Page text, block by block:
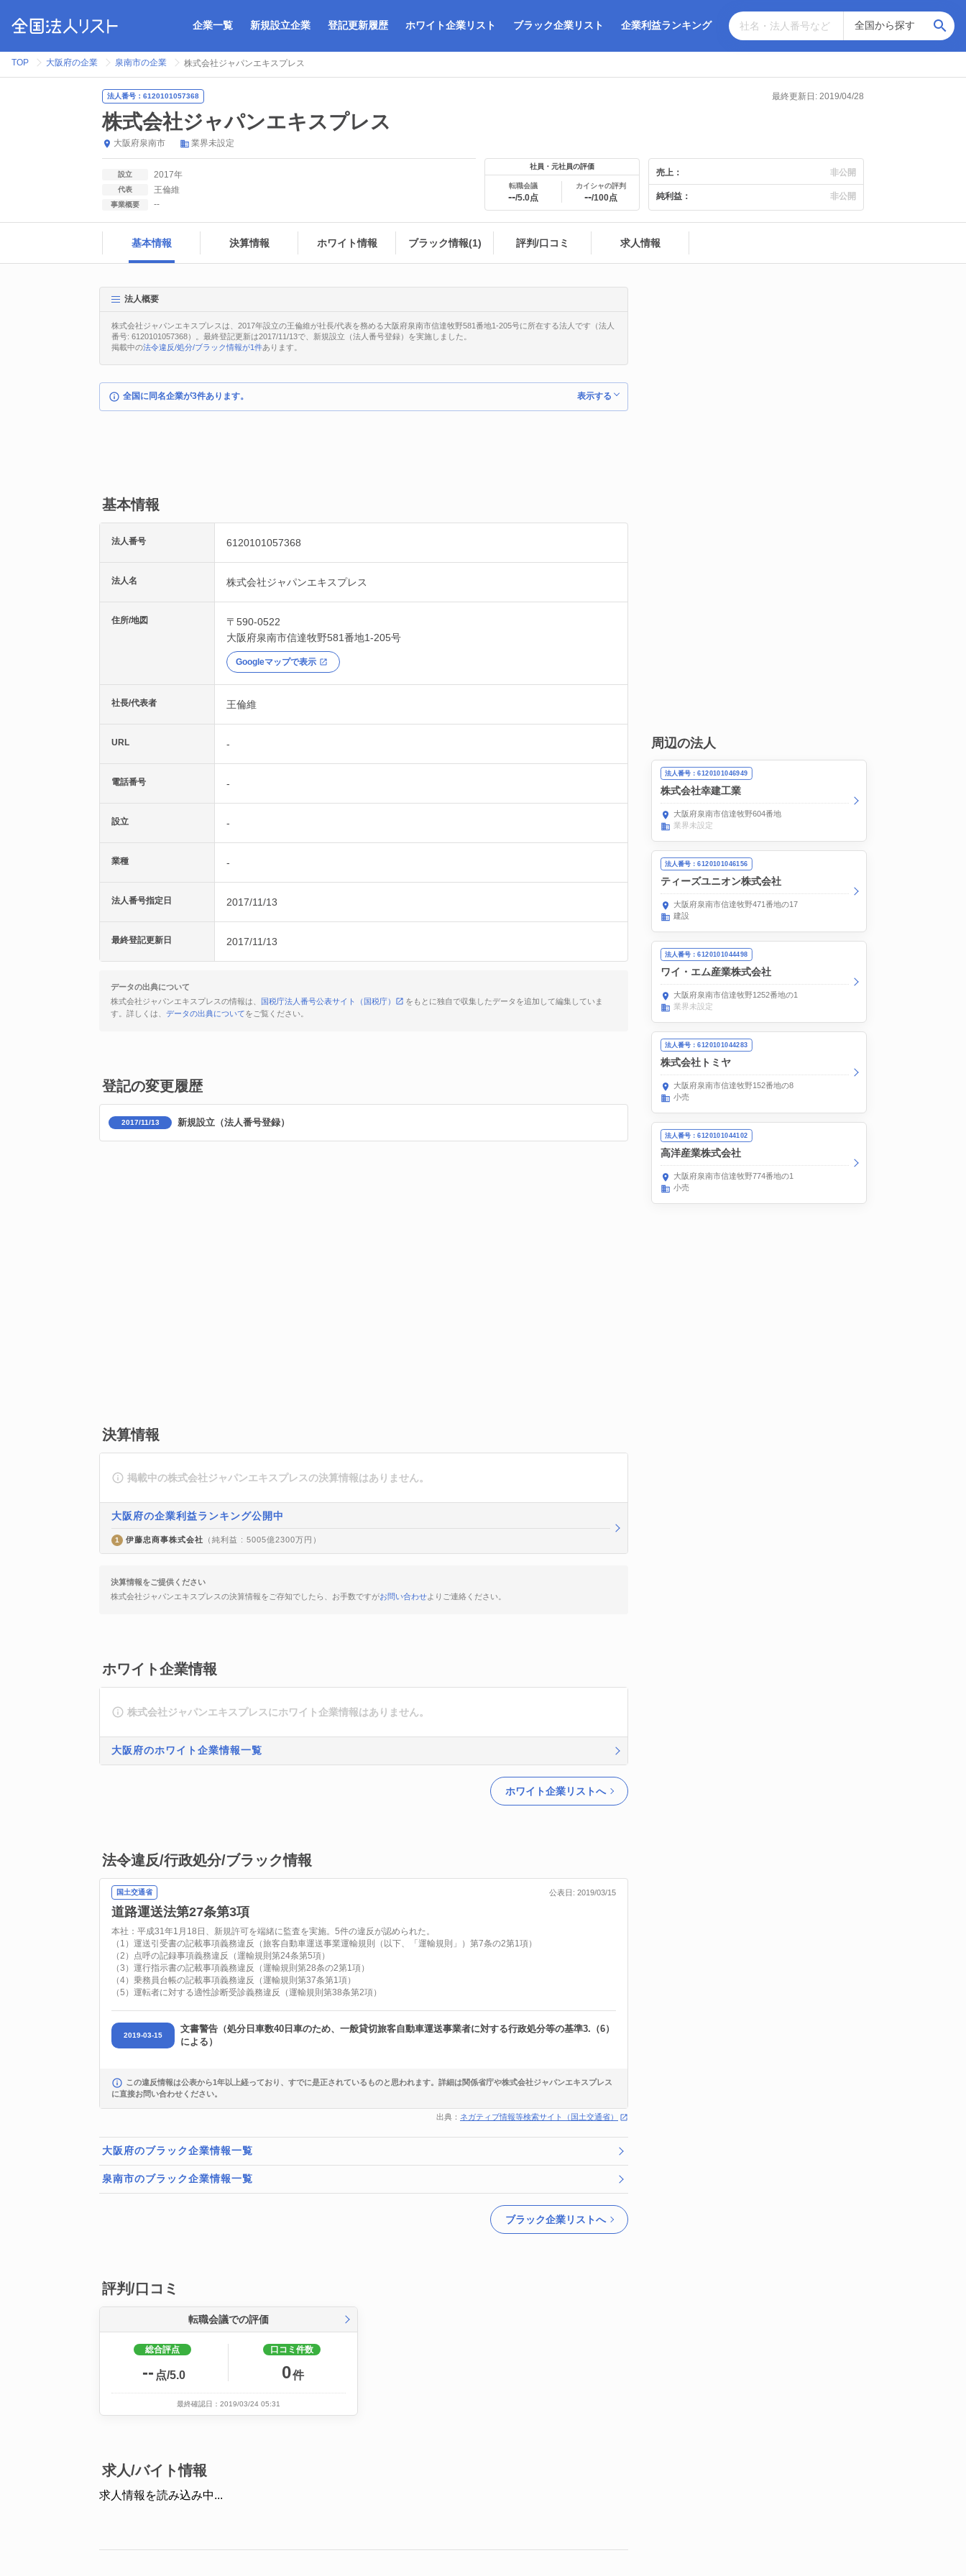
企業一覧 新規設立企業 登記更新履歴 ホワイト企業リスト ブラック企業リスト 企業利益ランキング
TOP 大阪府の企業 泉南市の企業 株式会社ジャパンエキスプレス
法人番号：6120101057368 最終更新日: 2019/04/28
株式会社ジャパンエキスプレス
大阪府泉南市 業界未設定
設立 2017年
代表 王倫維
事業概要 --
社員・元社員の評価
転職会議
--/5.0点
カイシャの評判
--/100点
売上： 非公開
純利益： 非公開
基本情報 決算情報 ホワイト情報 ブラック情報(1) 評判/口コミ 求人情報
法人概要
株式会社ジャパンエキスプレスは、2017年設立の王倫維が社長/代表を務める大阪府泉南市信達牧野581番地1-205号に所在する法人です（法人
番号: 6120101057368）。最終登記更新は2017/11/13で、新規設立（法人番号登録）を実施しました。
掲載中の法令違反/処分/ブラック情報が1件あります。
全国に同名企業が3件あります。 表示する
基本情報
法人番号 6120101057368
法人名 株式会社ジャパンエキスプレス
住所/地図
〒590-0522
大阪府泉南市信達牧野581番地1-205号
Googleマップで表示
社長/代表者 王倫維
URL -
電話番号 -
設立 -
業種 -
法人番号指定日 2017/11/13
最終登記更新日 2017/11/13
データの出典について
株式会社ジャパンエキスプレスの情報は、
国税庁法人番号公表サイト（国税庁）
をもとに独自で収集したデータを追加して編集していま
す。詳しくは、 データの出典についてをご覧ください。
登記の変更履歴
2017/11/13 新規設立（法人番号登録）
決算情報
掲載中の株式会社ジャパンエキスプレスの決算情報はありません。
大阪府の企業利益ランキング公開中
1 伊藤忠商事株式会社 （純利益 : 5005億2300万円）
決算情報をご提供ください
株式会社ジャパンエキスプレスの決算情報をご存知でしたら、お手数ですがお問い合わせよりご連絡ください。
ホワイト企業情報
株式会社ジャパンエキスプレスにホワイト企業情報はありません。
大阪府のホワイト企業情報一覧
ホワイト企業リストへ
法令違反/行政処分/ブラック情報
公表日: 2019/03/15
国土交通省
道路運送法第27条第3項
本社：平成31年1月18日、新規許可を端緒に監査を実施。5件の違反が認められた。
（1）運送引受書の記載事項義務違反（旅客自動車運送事業運輸規則（以下、「運輸規則」）第7条の2第1項）
（2）点呼の記録事項義務違反（運輸規則第24条第5項）
（3）運行指示書の記載事項義務違反（運輸規則第28条の2第1項）
（4）乗務員台帳の記載事項義務違反（運輸規則第37条第1項）
（5）運転者に対する適性診断受診義務違反（運輸規則第38条第2項）
2019-03-15
文書警告（処分日車数40日車のため、一般貸切旅客自動車運送事業者に対する行政処分等の基準3.（6）
による）
この違反情報は公表から1年以上経っており、すでに是正されているものと思われます。詳細は関係省庁や株式会社ジャパンエキスプレス
に直接お問い合わせください。
出典： ネガティブ情報等検索サイト（国土交通省）
大阪府のブラック企業情報一覧
泉南市のブラック企業情報一覧
ブラック企業リストへ
評判/口コミ
転職会議での評価
総合評点
-- 点/5.0
口コミ件数
0件
最終確認日：2019/03/24 05:31
求人/バイト情報
求人情報を読み込み中...
周辺の法人
法人番号：6120101046949
株式会社幸建工業
大阪府泉南市信達牧野604番地
業界未設定
法人番号：6120101046156
ティーズユニオン株式会社
大阪府泉南市信達牧野471番地の17
建設
法人番号：6120101044498
ワイ・エム産業株式会社
大阪府泉南市信達牧野1252番地の1
業界未設定
法人番号：6120101044283
株式会社トミヤ
大阪府泉南市信達牧野152番地の8
小売
法人番号：6120101044102
高洋産業株式会社
大阪府泉南市信達牧野774番地の1
小売